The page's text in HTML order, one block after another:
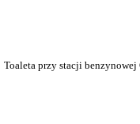
Toaleta przy stacji benzynowej